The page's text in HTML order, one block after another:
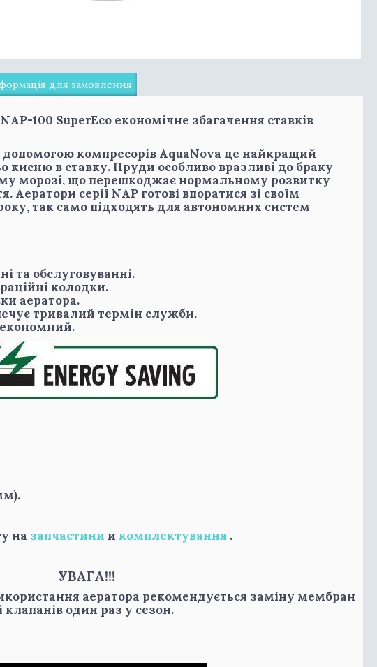
для замовлення
100 SuperEco економічне збагачення ставків
допомогою компресорів AquaNova це найкращий
кисню в ставку. Пруди особливо вразливі до браку
морозі, що перешкоджає нормальному розвитку
Аератори серії NAP готові впоратися зі своїм
так само підходять для автономних систем
та обслуговуванні.
колодки.
аератора.
тривалий термін служби.
на запчастини и комплектування .
УВАГА!!!
аератора рекомендується заміну мембран
і клапанів один раз у сезон.